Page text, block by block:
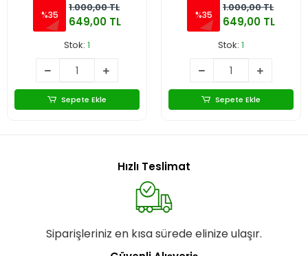
%35
1.000,00 TL
649,00 TL
Stok: 1
Sepete Ekle
%35
1.000,00 TL
649,00 TL
Stok: 1
Sepete Ekle
Hızlı Teslimat
Siparişleriniz en kısa sürede elinize ulaşır.